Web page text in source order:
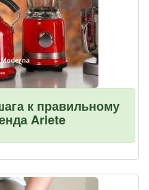
к правильному
Ariete